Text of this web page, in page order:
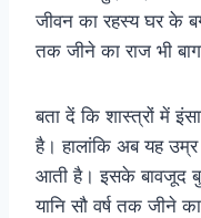
जीवन का रहस्य घर के
तक जीने का राज भी
बता दें कि शास्त्रों में
है। हालांकि अब यह उम्र
आती है। इसके बावजूद
यानि सौ वर्ष तक जीने